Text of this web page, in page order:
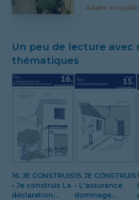
Adapté aux
Un peu de lecture avec
thématiques
16. JE CONSTRUIS
- Je construis La
déclaration
15. JE CONSTRUIS
- L'assurance
dommage